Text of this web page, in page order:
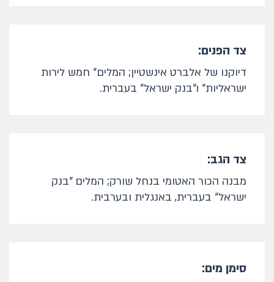
צד הפנים:
דיוקנו של אלברט אינשטיין; המלים" חמש לירות
ישראליות" ו"בנק ישראל" בעברית.
צד הגב:
מבנה הכור האטומי בנחל שורק; המלים "בנק
ישראל" בעברית, באנגלית ובערבית.
סימן מים: